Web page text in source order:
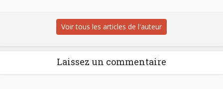
Voir tous les articles de l'auteur
Laissez un commentaire